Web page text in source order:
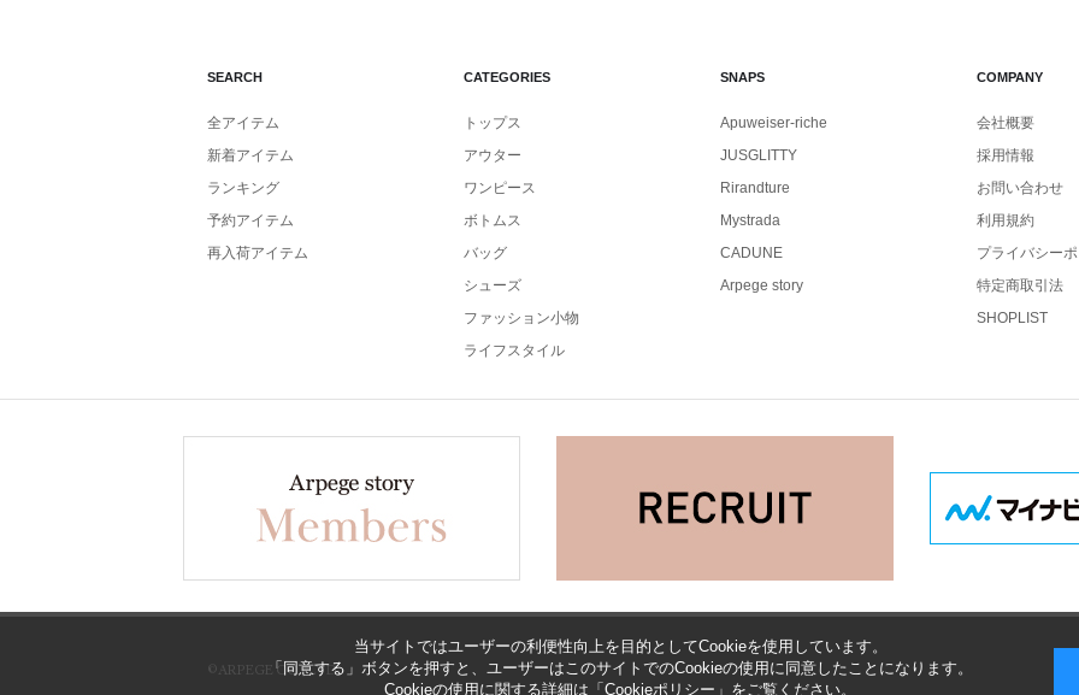
SEARCH
全アイテム
新着アイテム
ランキング
予約アイテム
再入荷アイテム
CATEGORIES
トップス
アウター
ワンピース
ボトムス
バッグ
シューズ
ファッション小物
ライフスタイル
SNAPS
Apuweiser-riche
JUSGLITTY
Rirandture
Mystrada
CADUNE
Arpege story
COMPANY
会社概要
採用情報
お問い合わせ
利用規約
プライバシー
特定商取引法
SHOPLIST
©ARPEGE CO., LTD
当サイトではユーザーの利便性向上を目的としてCookieを使用しています。
「同意する」ボタンを押すと、ユーザーはこのサイトでのCookieの使用に同意したことになります。
Cookieの使用に関する詳細は「 Cookieポリシー 」をご覧ください。